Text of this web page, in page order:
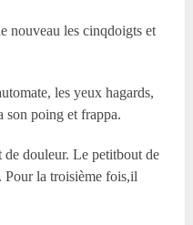
nouveau les cinqdoigts et
les yeux hagards,
son poing et frappa.
douleur. Le petitbout de
Pour la troisième fois,il